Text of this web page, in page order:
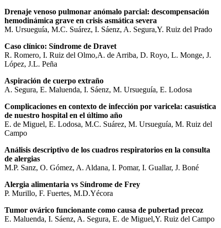
Drenaje venoso pulmonar anómalo parcial: descompensación
hemodinámica grave en crisis asmática severa
M. Ursueguía, M.C. Suárez, I. Sáenz, A. Segura,Y. Ruiz del Prado
Caso clínico: Síndrome de Dravet
R. Romero, I. Ruiz del Olmo,A. de Arriba, D. Royo, L. Monge, J.
López, J.L. Peña
Aspiración de cuerpo extraño
A. Segura, E. Maluenda, I. Sáenz, M. Ursueguía, E. Lodosa
Complicaciones en contexto de infección por varicela: casuística
de nuestro hospital en el último año
E. de Miguel, E. Lodosa, M.C. Suárez, M. Ursueguía, M. Ruiz del
Campo
Análisis descriptivo de los cuadros respiratorios en la consulta
de alergias
M.P. Sanz, O. Gómez, A. Aldana, I. Pomar, I. Guallar, J. Boné
Alergia alimentaria vs Síndrome de Frey
P. Murillo, F. Fuertes, M.D.Yécora
Tumor ovárico funcionante como causa de pubertad precoz
E. Maluenda, I. Sáenz, A. Segura, E. de Miguel,Y. Ruiz del Campo